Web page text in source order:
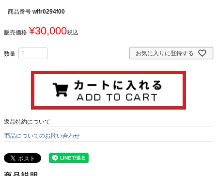
商品番号 wifr0294f00
販売価格 ¥30,000税込
お気に入りに登録する
返品特約について
商品についてのお問い合わせ